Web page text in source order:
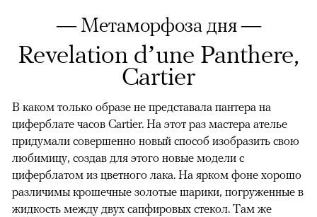
— Метаморфоза дня —
Revelation d’une Panthere,
Cartier
В каком только образе не представала пантера на
циферблате часов Cartier. На этот раз мастера ателье
придумали совершенно новый способ изобразить свою
любимицу, создав для этого новые модели с
циферблатом из цветного лака. На ярком фоне хорошо
различимы крошечные золотые шарики, погруженные в
жидкость между двух сапфировых стекол. Там же